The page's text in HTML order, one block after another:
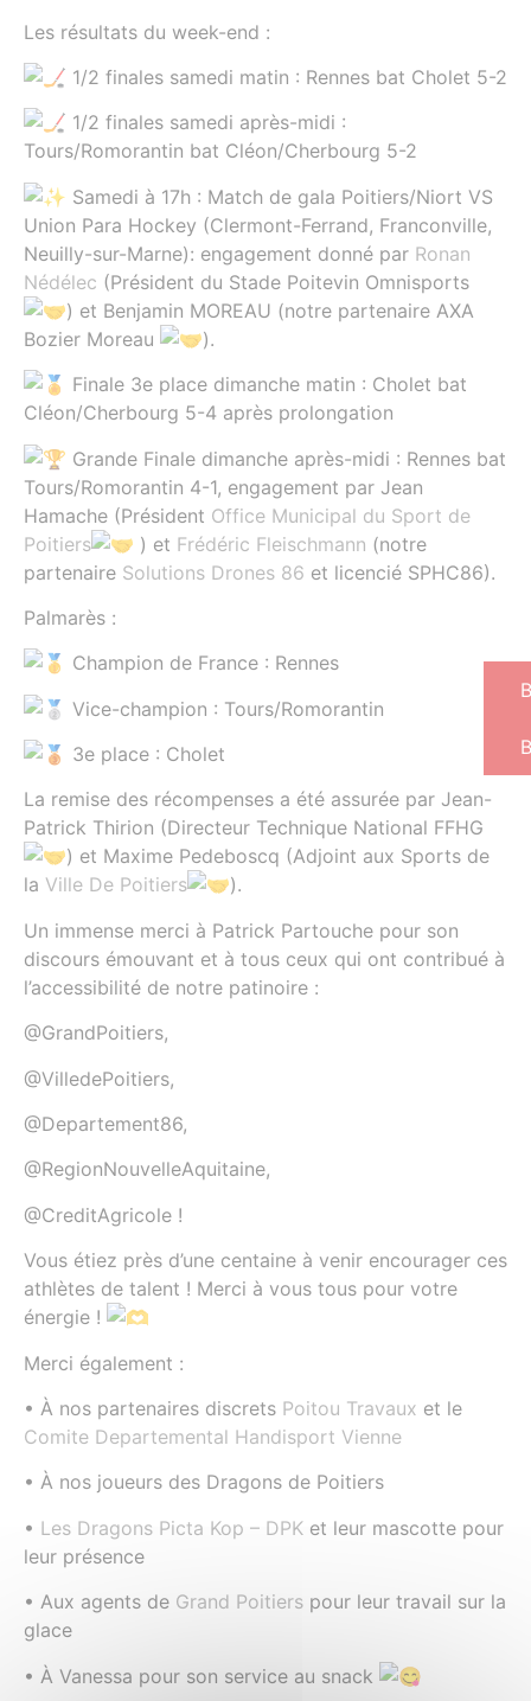
Les résultats du week-end :
1/2 finales samedi matin : Rennes bat Cholet 5-2
1/2 finales samedi après-midi :
Tours/Romorantin bat Cléon/Cherbourg 5-2
Samedi à 17h : Match de gala Poitiers/Niort VS
Union Para Hockey (Clermont-Ferrand, Franconville,
Neuilly-sur-Marne): engagement donné par Ronan
Nédélec (Président du Stade Poitevin Omnisports
) et Benjamin MOREAU (notre partenaire AXA
Bozier Moreau
).
Finale 3e place dimanche matin : Cholet bat
Cléon/Cherbourg 5-4 après prolongation
Grande Finale dimanche après-midi : Rennes bat
Tours/Romorantin 4-1, engagement par Jean
Hamache (Président Office Municipal du Sport de
Poitiers
) et Frédéric Fleischmann (notre
partenaire Solutions Drones 86 et licencié SPHC86).
Palmarès :
Champion de France : Rennes
Vice-champion : Tours/Romorantin
3e place : Cholet
La remise des récompenses a été assurée par Jean-
Patrick Thirion (Directeur Technique National FFHG
) et Maxime Pedeboscq (Adjoint aux Sports de
la Ville De Poitiers
).
Un immense merci à Patrick Partouche pour son
discours émouvant et à tous ceux qui ont contribué à
l’accessibilité de notre patinoire :
@GrandPoitiers,
@VilledePoitiers,
@Departement86,
@RegionNouvelleAquitaine,
@CreditAgricole !
Vous étiez près d’une centaine à venir encourager ces
athlètes de talent ! Merci à vous tous pour votre
énergie !
Merci également :
• À nos partenaires discrets Poitou Travaux et le
Comite Departemental Handisport Vienne
• À nos joueurs des Dragons de Poitiers
• Les Dragons Picta Kop – DPK et leur mascotte pour
leur présence
• Aux agents de Grand Poitiers pour leur travail sur la
glace
• À Vanessa pour son service au snack